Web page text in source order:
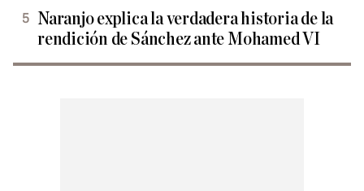
Naranjo explica la verdadera historia de la
rendición de Sánchez ante Mohamed VI